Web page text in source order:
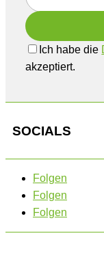
Ich habe die
akzeptiert.
SOCIALS
Folgen
Folgen
Folgen